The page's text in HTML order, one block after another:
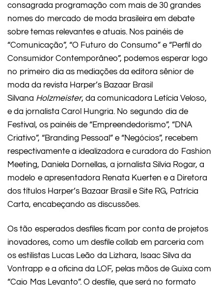
consagrada programação com mais de 30 grandes
nomes do mercado de moda brasileira em debate
sobre temas relevantes e atuais. Nos painéis de
“Comunicação”, “O Futuro do Consumo” e “Perfil do
Consumidor Contemporâneo”, podemos esperar logo
no primeiro dia as mediações da editora sênior de
moda da revista Harper’s Bazaar Brasil
Silvana Holzmeister, da comunicadora Letícia Veloso,
e da jornalista Carol Hungria. No segundo dia de
Festival, os painéis de “Empreendedorismo”, “DNA
Criativo”, “Branding Pessoal” e “Negócios”, recebem
respectivamente a idealizadora e curadora do Fashion
Meeting, Daniela Dornellas, a jornalista Silvia Rogar, a
modelo e apresentadora Renata Kuerten e a Diretora
dos títulos Harper’s Bazaar Brasil e Site RG, Patrícia
Carta, encabeçando as discussões.
Os tão esperados desfiles ficam por conta de projetos
inovadores, como um desfile collab em parceria com
os estilistas Lucas Leão da Lizhara, Isaac Silva da
Vontrapp e a oficina da LOF, pelas mãos de Guixa com
“Caio Mas Levanto”. O desfile, que será no formato